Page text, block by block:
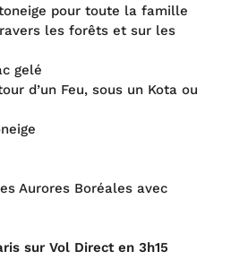
pour toute la famille
les forêts et sur les
gelé
d’un Feu, sous un Kota ou
Aurores Boréales avec
sur Vol Direct en 3h15